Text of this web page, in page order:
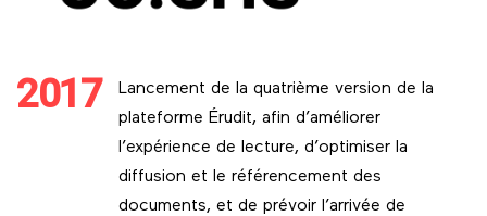
2017
Lancement de la quatrième version de la
plateforme Érudit, afin d’améliorer
l’expérience de lecture, d’optimiser la
diffusion et le référencement des
documents, et de prévoir l’arrivée de